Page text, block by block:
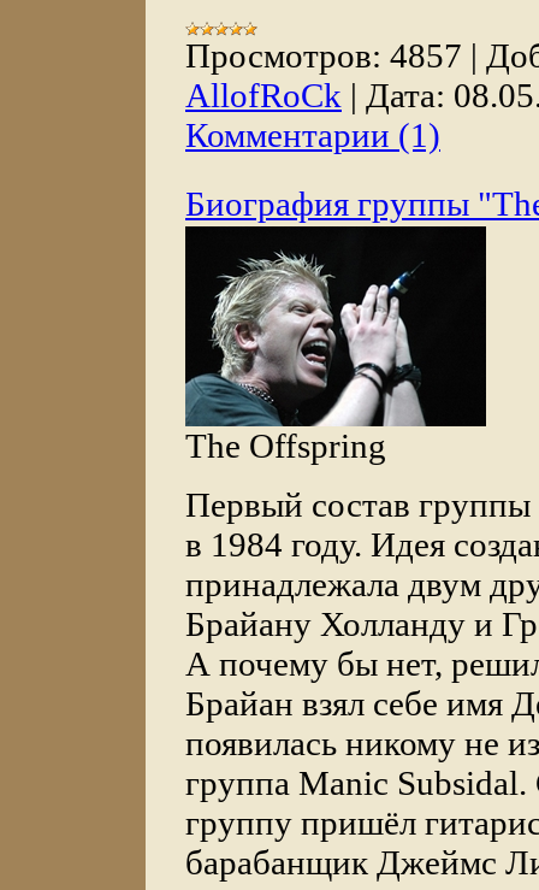
Просмотров: 4857 |
AllofRoCk | Дата:
Комментарии (1)
Биография группы
The Offspring
Первый состав
в 1984 году. Идея
принадлежала двум
Брайану Холланду и
А почему бы нет,
Брайан взял себе имя
появилась никому не
группа Manic Subsidal.
группу пришёл
барабанщик Джеймс